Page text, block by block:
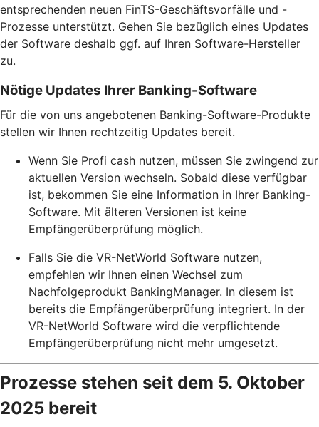
entsprechenden neuen FinTS-Geschäftsvorfälle und -
Prozesse unterstützt. Gehen Sie bezüglich eines Updates
der Software deshalb ggf. auf Ihren Software-Hersteller
zu.
Nötige Updates Ihrer Banking-Software
Für die von uns angebotenen Banking-Software-Produkte
stellen wir Ihnen rechtzeitig Updates bereit.
Wenn Sie Profi cash nutzen, müssen Sie zwingend zur
aktuellen Version wechseln. Sobald diese verfügbar
ist, bekommen Sie eine Information in Ihrer Banking-
Software. Mit älteren Versionen ist keine
Empfängerüberprüfung möglich.
Falls Sie die VR-NetWorld Software nutzen,
empfehlen wir Ihnen einen Wechsel zum
Nachfolgeprodukt BankingManager. In diesem ist
bereits die Empfängerüberprüfung integriert. In der
VR-NetWorld Software wird die verpflichtende
Empfängerüberprüfung nicht mehr umgesetzt.
Prozesse stehen seit dem 5. Oktober
2025 bereit